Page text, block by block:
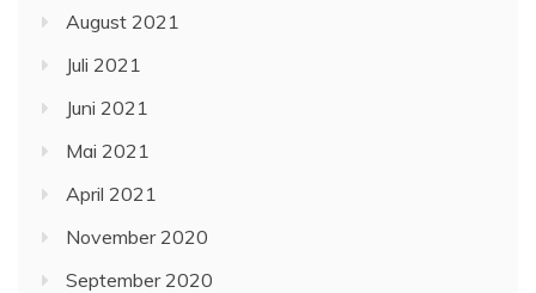
August 2021
Juli 2021
Juni 2021
Mai 2021
April 2021
November 2020
September 2020